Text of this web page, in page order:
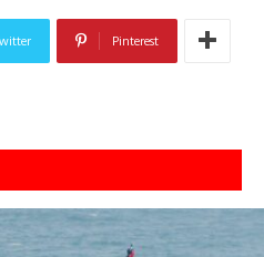
Pinterest